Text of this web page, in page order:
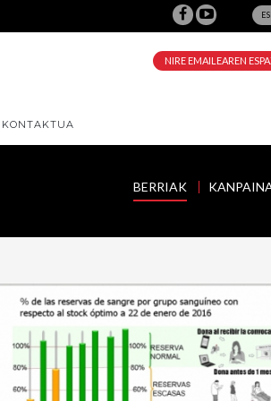
NIRE EMAILEAREN
KONTAKTUA
BERRIAK